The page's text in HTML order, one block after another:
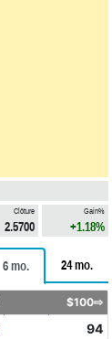
Clôture
2.5700
Gain%
+1.18%
6 mo. 24 mo.
$100⇨
94